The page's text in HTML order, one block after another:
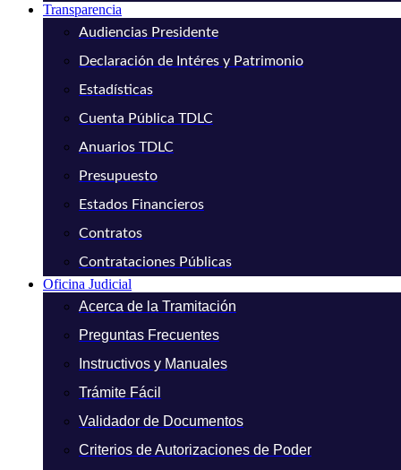
Transparencia
Audiencias Presidente
Declaración de Intéres y Patrimonio
Estadísticas
Cuenta Pública TDLC
Anuarios TDLC
Presupuesto
Estados Financieros
Contratos
Contrataciones Públicas
Oficina Judicial
Acerca de la Tramitación
Preguntas Frecuentes
Instructivos y Manuales
Trámite Fácil
Validador de Documentos
Criterios de Autorizaciones de Poder